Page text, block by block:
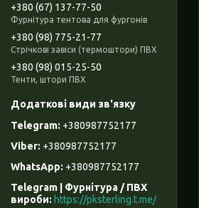
+380 (67) 137-77-50
Фурнітура тентова для фургонів
+380 (98) 775-21-77
Стрічкові завіси (термоштори) ПВХ
+380 (98) 015-25-50
Тенти, штори ПВХ
+380987752177
+380987752177
+380987752177
Telegram | Фурнітура / ПВХ
вироби
https://pksterling.t.me/